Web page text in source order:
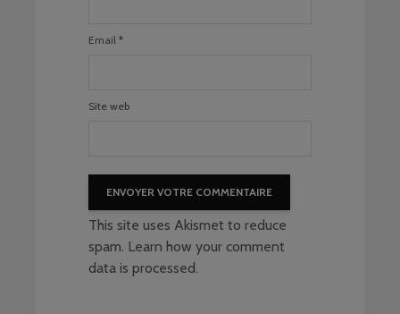
Email *
Site web
This site uses Akismet to reduce
spam. Learn how your comment
data is processed.